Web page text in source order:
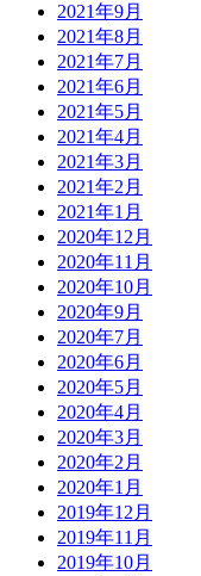
2021年9月
2021年8月
2021年7月
2021年6月
2021年5月
2021年4月
2021年3月
2021年2月
2021年1月
2020年12月
2020年11月
2020年10月
2020年9月
2020年7月
2020年6月
2020年5月
2020年4月
2020年3月
2020年2月
2020年1月
2019年12月
2019年11月
2019年10月